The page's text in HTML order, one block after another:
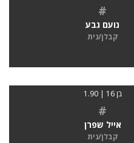
#
נועם גבע
קבלן/נית
בן 16 | 1.90
#
אייל שפרן
קבלן/נית